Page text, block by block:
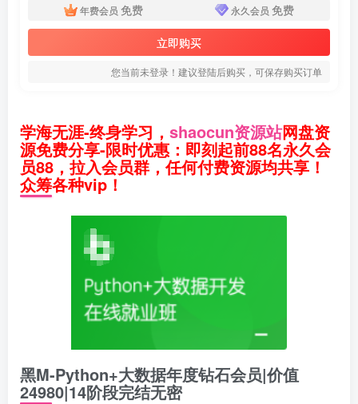
年费会员 免费 永久会员 免费
立即购买
您当前未登录！建议登陆后购买，可保存购买订单
学海无涯-终身学习， shaocun资源站网盘资
源免费分享-限时优惠：即刻起前88名永久会
员88，拉入会员群，任何付费资源均共享！
众筹各种vip！
黑M-Python+大数据年度钻石会员|价值
24980|14阶段完结无密